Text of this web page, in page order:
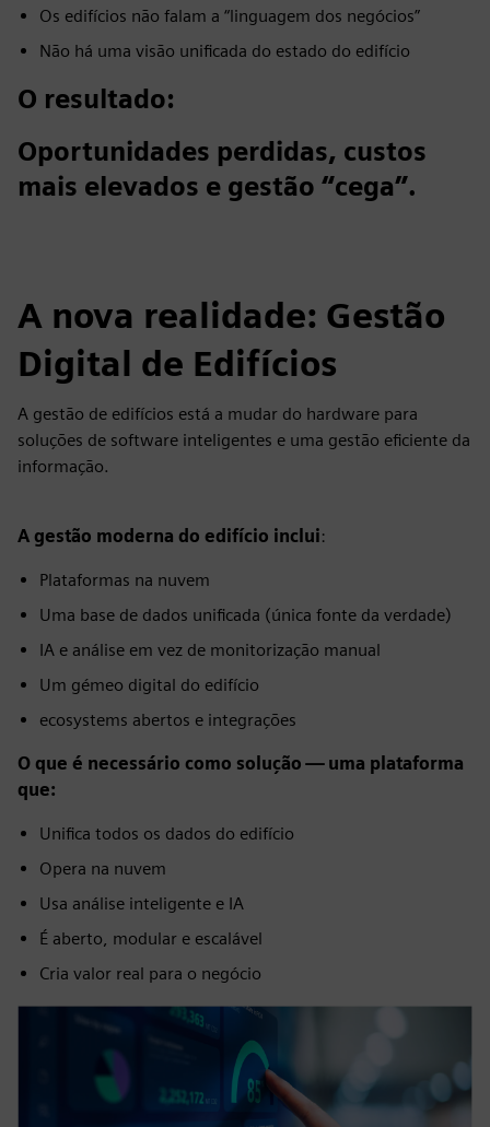
Os edifícios não falam a “linguagem dos negócios”
Não há uma visão unificada do estado do edifício
O resultado:
Oportunidades perdidas, custos
mais elevados e gestão “cega”.
A nova realidade: Gestão
Digital de Edifícios
A gestão de edifícios está a mudar do hardware para
soluções de software inteligentes e uma gestão eficiente da
informação.
A gestão moderna do edifício inclui:
Plataformas na nuvem
Uma base de dados unificada (única fonte da verdade)
IA e análise em vez de monitorização manual
Um gémeo digital do edifício
ecosystems abertos e integrações
O que é necessário como solução — uma plataforma
que:
Unifica todos os dados do edifício
Opera na nuvem
Usa análise inteligente e IA
É aberto, modular e escalável
Cria valor real para o negócio